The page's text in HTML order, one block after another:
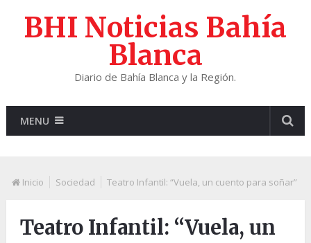
BHI Noticias Bahía
Blanca
Diario de Bahía Blanca y la Región.
MENU
Inicio Sociedad Teatro Infantil: “Vuela, un cuento para soñar”
Teatro Infantil: “Vuela, un